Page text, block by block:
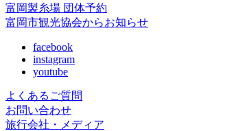
富岡製糸場 団体予約
富岡市観光協会からお知らせ
facebook
instagram
youtube
よくあるご質問
お問い合わせ
旅行会社・メディア